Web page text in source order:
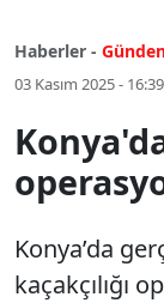
Haberler -
03 Kasım 2025 - 16:39
Konya’da
kaçakçılığı